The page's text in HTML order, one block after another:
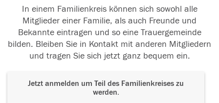
In einem Familienkreis können sich sowohl alle
Mitglieder einer Familie, als auch Freunde und
Bekannte eintragen und so eine Trauergemeinde
bilden. Bleiben Sie in Kontakt mit anderen Mitgliedern
und tragen Sie sich jetzt ganz bequem ein.
Jetzt anmelden um Teil des Familienkreises zu
werden.